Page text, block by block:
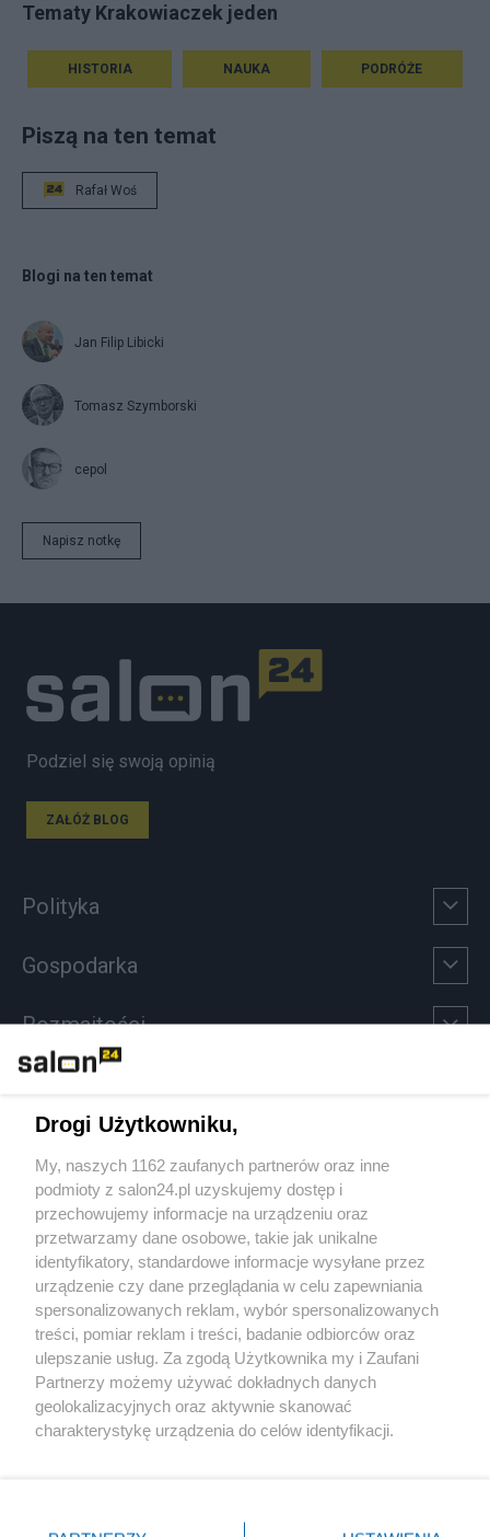
Tematy Krakowiaczek jeden
HISTORIA NAUKA PODRÓŻE
Piszą na ten temat
Rafał Woś
Blogi na ten temat
Jan Filip Libicki
Tomasz Szymborski
cepol
Napisz notkę
Podziel się swoją opinią
ZAŁÓŻ BLOG
Polityka
Gospodarka
Rozmaitości
Sport
Społeczeństwo
Kultura
X Facebook Instagram Youtube
Drogi Użytkowniku,
My, naszych 1162 zaufanych partnerów oraz inne
podmioty z salon24.pl uzyskujemy dostęp i
przechowujemy informacje na urządzeniu oraz
przetwarzamy dane osobowe, takie jak unikalne
identyfikatory, standardowe informacje wysyłane przez
urządzenie czy dane przeglądania w celu zapewniania
spersonalizowanych reklam, wybór spersonalizowanych
treści, pomiar reklam i treści, badanie odbiorców oraz
ulepszanie usług. Za zgodą Użytkownika my i Zaufani
Partnerzy możemy używać dokładnych danych
geolokalizacyjnych oraz aktywnie skanować
charakterystykę urządzenia do celów identyfikacji.
zmienić/wycofać klikając przycisk ustawień prywatności